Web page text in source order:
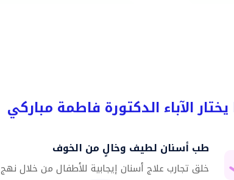
يختار الآباء الدكتورة فاطمة مباركي
طب أسنان لطيف وخالٍ من الخوف
خلق تجارب علاج أسنان إيجابية للأطفال من خلال نهج